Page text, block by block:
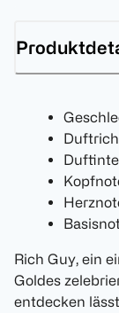
Rich Guy, ein
Goldes
entdecken